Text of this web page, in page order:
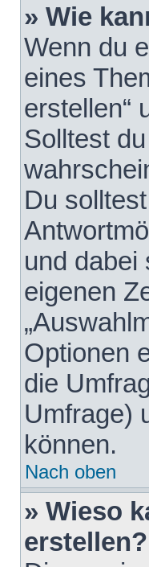
» Wie
Wenn du
eines
erstellen“
Solltest
Du
und dabei
eigenen
Optionen
die
Umfrage)
können.
Nach oben
» Wieso
erstellen?